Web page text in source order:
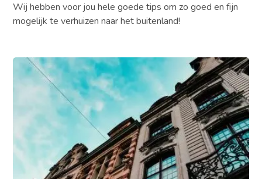
Wij hebben voor jou hele goede tips om zo goed en fijn
mogelijk te verhuizen naar het buitenland!